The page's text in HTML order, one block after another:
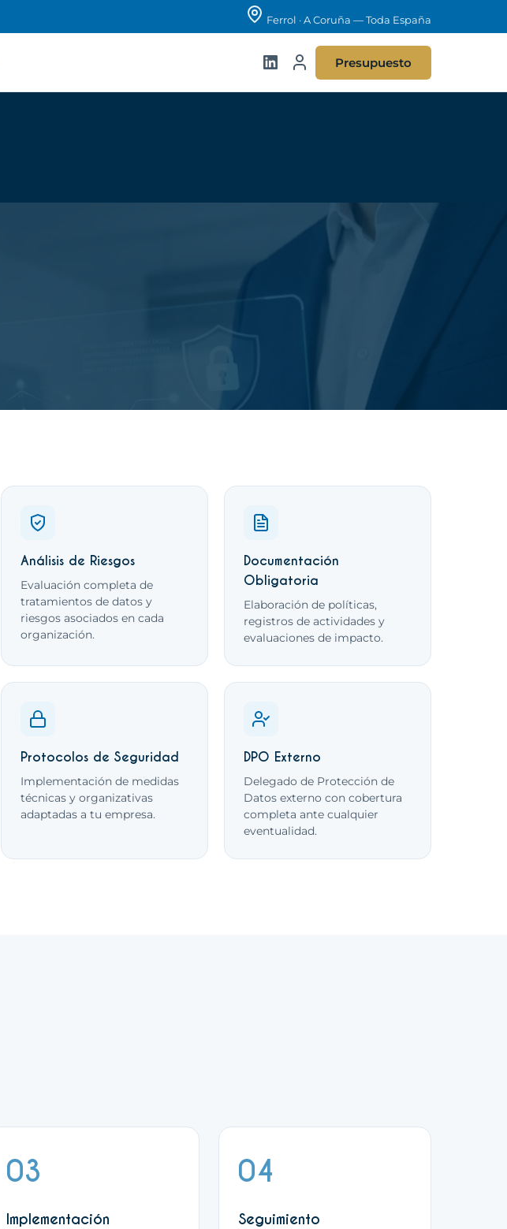
Ferrol · A Coruña — Toda España
Presupuesto
Qué incluye este servicio
Análisis de Riesgos
Evaluación completa de
tratamientos de datos y
riesgos asociados en cada
organización.
Documentación
Obligatoria
Elaboración de políticas,
registros de actividades y
evaluaciones de impacto.
Protocolos de Seguridad
Implementación de medidas
técnicas y organizativas
adaptadas a tu empresa.
DPO Externo
Delegado de Protección de
Datos externo con cobertura
completa ante cualquier
eventualidad.
03
Implementación
04
Seguimiento